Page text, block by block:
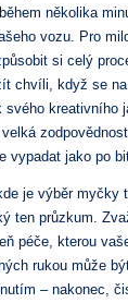
několika
vozu. Pro
si celý
chvíli, když se
kreativního
vypadat jako po
je výběr myčky
ten průzkum.
péče, kterou
rukou může
– nakonec,